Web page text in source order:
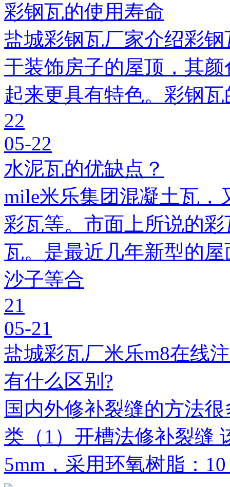
彩钢瓦的使用寿命
盐城彩钢瓦厂家介绍彩
于装饰房子的屋顶，其
起来更具有特色。彩钢
22
05-22
水泥瓦的优缺点？
mile米乐集团混凝土瓦，
彩瓦等。市面上所说的
瓦。是最近几年新型的
沙子等合
21
05-21
盐城彩瓦厂米乐m8在线
有什么区别?
国内外修补裂缝的方法
类（1）开槽法修补裂缝
5mm，采用环氧树脂：